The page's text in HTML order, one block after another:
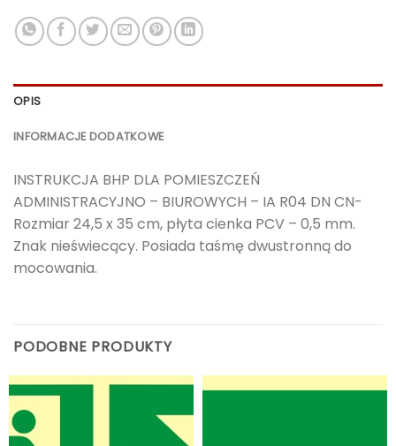
OPIS
INFORMACJE DODATKOWE
INSTRUKCJA BHP DLA POMIESZCZEŃ
ADMINISTRACYJNO – BIUROWYCH – IA R04 DN CN-
Rozmiar 24,5 x 35 cm, płyta cienka PCV – 0,5 mm.
Znak nieświecący. Posiada taśmę dwustronną do
mocowania.
PODOBNE PRODUKTY